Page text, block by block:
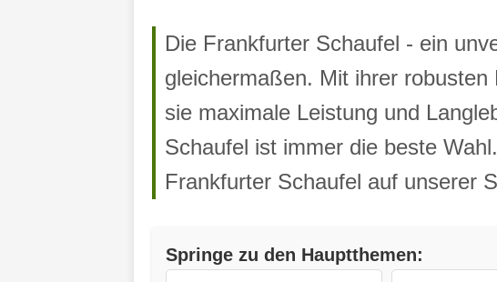
Die Frankfurter Schaufel - ein
gleichermaßen. Mit ihrer
sie maximale Leistung und
Schaufel ist immer die beste
Frankfurter Schaufel auf unserer
Springe zu den Hauptthemen: